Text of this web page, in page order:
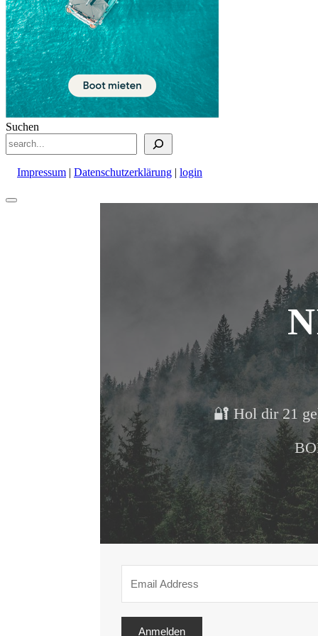
Suchen
Impressum | Datenschutzerklärung | login
Nach
🔐 Hol dir 21
Anmelden